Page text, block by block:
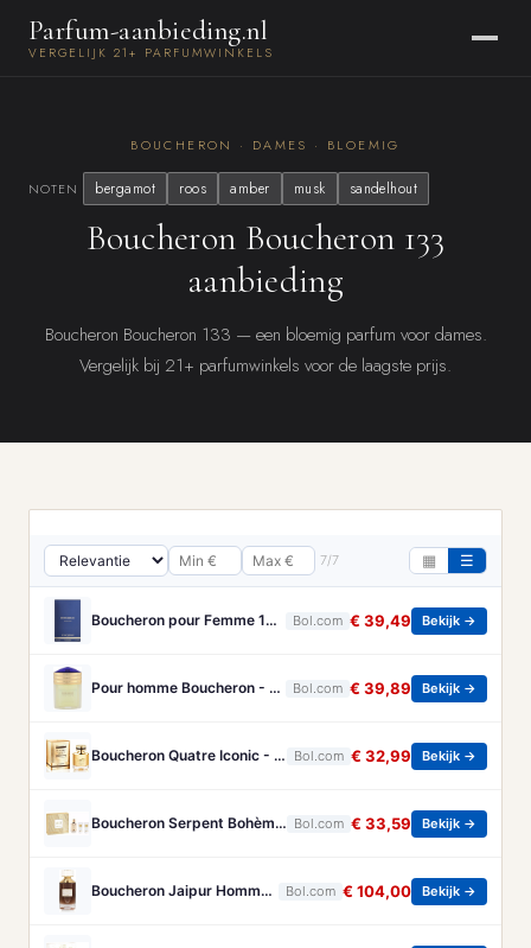
Parfum-aanbieding.nl
VERGELIJK 21+ PARFUMWINKELS
BOUCHERON · DAMES · BLOEMIG
NOTEN bergamot roos amber musk sandelhout
Boucheron Boucheron 133
aanbieding
Boucheron Boucheron 133 — een bloemig parfum voor dames.
Vergelijk bij 21+ parfumwinkels voor de laagste prijs.
7/7 ▦ ☰
Boucheron pour Femme 100 ml Eau de Parfum - Damesparfum Bol.com € 39,49 Bekijk →
Pour homme Boucheron - 100 ml - Eau de parfum Bol.com € 39,89 Bekijk →
Boucheron Quatre Iconic - 50 ml - eau de parfum spray - damesparfum Bol.com € 32,99 Bekijk →
Boucheron Serpent Bohème Gift Set 50ml Eau de Parfum + 50ml Bath & Shower Gel + 50ml Body Lotion - Geschenkset Bol.com € 33,59 Bekijk →
Boucheron Jaipur Homme Eau de Parfum 100ml Spray Bol.com € 104,00 Bekijk →